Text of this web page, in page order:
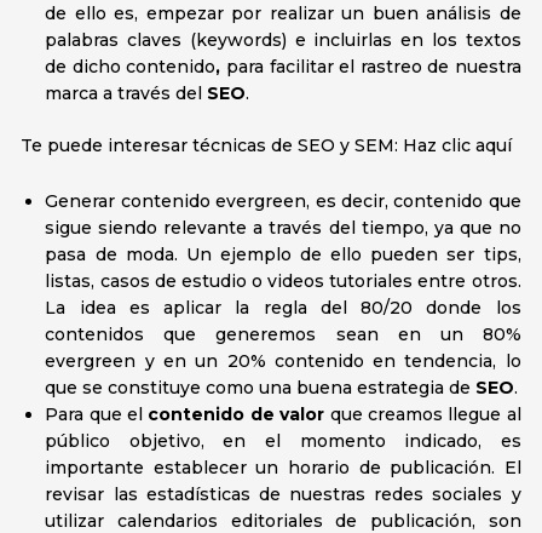
de ello es, empezar por realizar un buen análisis de
palabras claves (keywords) e incluirlas en los textos
de dicho contenido, para facilitar el rastreo de nuestra
marca a través del SEO.
Te puede interesar técnicas de SEO y SEM: Haz clic aquí
Generar contenido evergreen, es decir, contenido que
sigue siendo relevante a través del tiempo, ya que no
pasa de moda. Un ejemplo de ello pueden ser tips,
listas, casos de estudio o videos tutoriales entre otros.
La idea es aplicar la regla del 80/20 donde los
contenidos que generemos sean en un 80%
evergreen y en un 20% contenido en tendencia, lo
que se constituye como una buena estrategia de SEO.
Para que el contenido de valor que creamos llegue al
público objetivo, en el momento indicado, es
importante establecer un horario de publicación. El
revisar las estadísticas de nuestras redes sociales y
utilizar calendarios editoriales de publicación, son